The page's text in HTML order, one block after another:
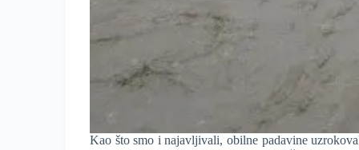
Kao što smo i najavljivali, obilne padavine